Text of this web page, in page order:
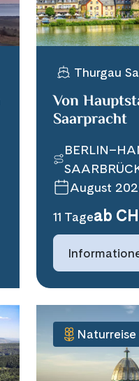
Thurgau
Von
Saarpracht
August
11 Tageab
Naturreise